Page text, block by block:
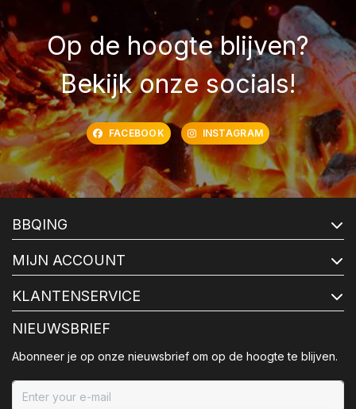
Op de hoogte blijven?
Bekijk onze socials!
FACEBOOK INSTAGRAM
BBQING
MIJN ACCOUNT
KLANTENSERVICE
NIEUWSBRIEF
Abonneer je op onze nieuwsbrief om op de hoogte te blijven.